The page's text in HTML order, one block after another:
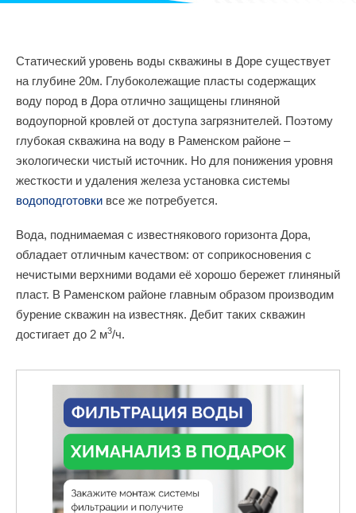
Статический уровень воды скважины в Доре существует
на глубине 20м. Глубоколежащие пласты содержащих
воду пород в Дора отлично защищены глиняной
водоупорной кровлей от доступа загрязнителей. Поэтому
глубокая скважина на воду в Раменском районе –
экологически чистый источник. Но для понижения уровня
жесткости и удаления железа установка системы
водоподготовки все же потребуется.
Вода, поднимаемая с известнякового горизонта Дора,
обладает отличным качеством: от соприкосновения с
нечистыми верхними водами её хорошо бережет глиняный
пласт. В Раменском районе главным образом производим
бурение скважин на известняк. Дебит таких скважин
достигает до 2 м3/ч.